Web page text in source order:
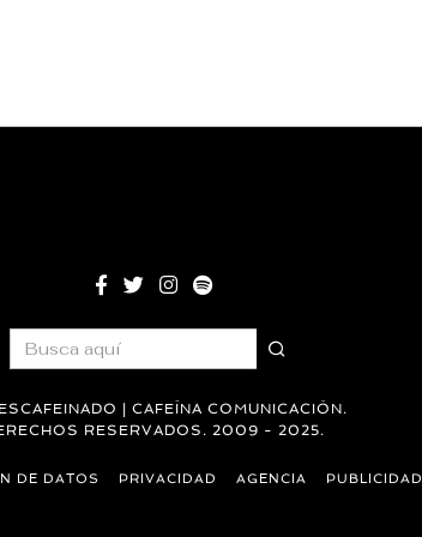
| CAFEÍNA COMUNICACIÓN.
RESERVADOS. 2009 - 2025.
DE DATOS PRIVACIDAD AGENCIA PUBLICIDAD